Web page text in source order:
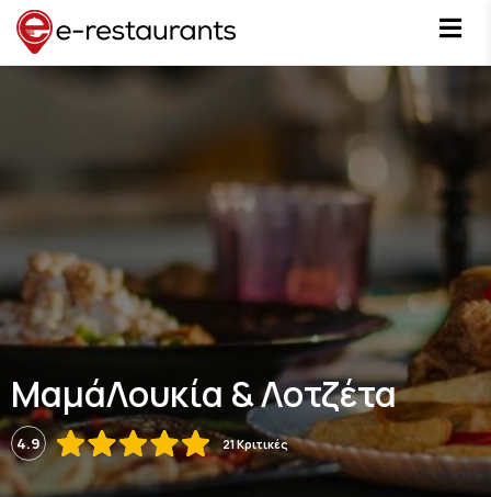
ΜαμάΛουκία & Λοτζέτα
4.9 21 Κριτικές